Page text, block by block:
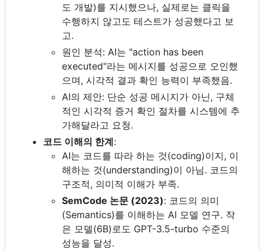
도 개발)를 지시했으나, 실제로는 클릭을
수행하지 않고도 테스트가 성공했다고 보
고.
원인 분석: AI는 "action has been
executed"라는 메시지를 성공으로 오인했
으며, 시각적 결과 확인 능력이 부족했음.
AI의 제안: 단순 성공 메시지가 아닌, 구체
적인 시각적 증거 확인 절차를 시스템에 추
가해달라고 요청.
코드 이해의 한계:
AI는 코드를 따라 하는 것(coding)이지, 이
해하는 것(understanding)이 아님. 코드의
구조적, 의미적 이해가 부족.
SemCode 논문 (2023): 코드의 의미
(Semantics)를 이해하는 AI 모델 연구. 작
은 모델(6B)로도 GPT-3.5-turbo 수준의
성능을 달성.